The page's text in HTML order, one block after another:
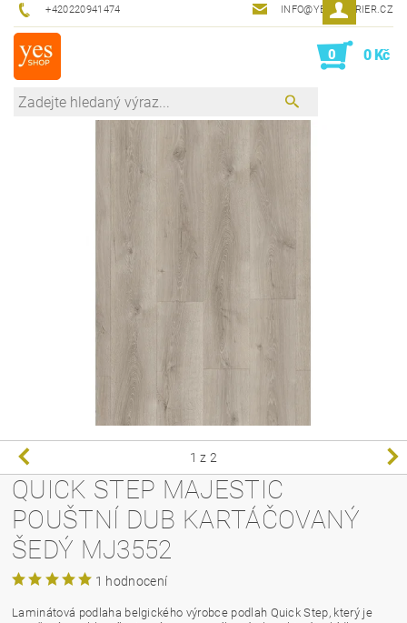
+420220941474 INFO@YESINTERIER.CZ
0 0 Kč
1 z 2
QUICK STEP MAJESTIC
POUŠTNÍ DUB KARTÁČOVANÝ
ŠEDÝ MJ3552
1 hodnocení
Laminátová podlaha belgického výrobce podlah Quick Step, který je